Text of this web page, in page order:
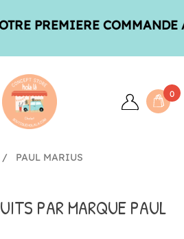
COMMANDE AVEC LE
0
PAUL MARIUS
PAR MARQUE PAUL